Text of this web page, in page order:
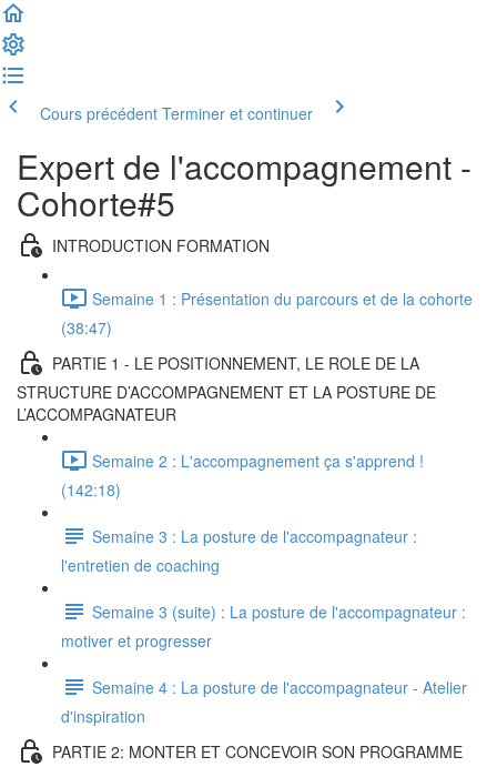
Cours précédent Terminer et continuer
Expert de l'accompagnement -
Cohorte#5
INTRODUCTION FORMATION
Semaine 1 : Présentation du parcours et de la cohorte
(38:47)
PARTIE 1 - LE POSITIONNEMENT, LE ROLE DE LA
STRUCTURE D’ACCOMPAGNEMENT ET LA POSTURE DE
L’ACCOMPAGNATEUR
Semaine 2 : L'accompagnement ça s'apprend !
(142:18)
Semaine 3 : La posture de l'accompagnateur :
l'entretien de coaching
Semaine 3 (suite) : La posture de l'accompagnateur :
motiver et progresser
Semaine 4 : La posture de l'accompagnateur - Atelier
d'inspiration
PARTIE 2: MONTER ET CONCEVOIR SON PROGRAMME